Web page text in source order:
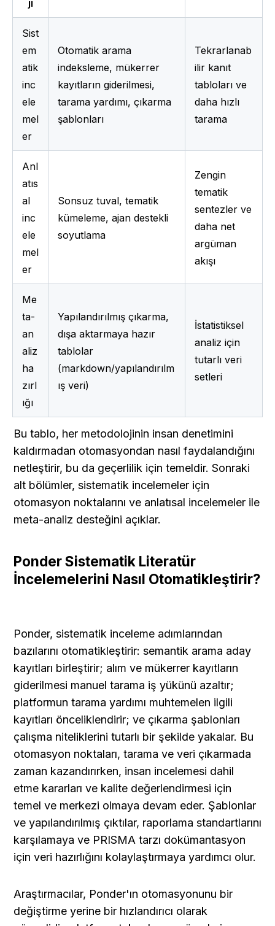
ji
Sist
em
atik
inc
ele
mel
er
Otomatik arama
indeksleme, mükerrer
kayıtların giderilmesi,
tarama yardımı, çıkarma
şablonları
Tekrarlanab
ilir kanıt
tabloları ve
daha hızlı
tarama
Anl
atıs
al
inc
ele
mel
er
Sonsuz tuval, tematik
kümeleme, ajan destekli
soyutlama
Zengin
tematik
sentezler ve
daha net
argüman
akışı
Me
ta-
an
aliz
ha
zırl
ığı
Yapılandırılmış çıkarma,
dışa aktarmaya hazır
tablolar
(markdown/yapılandırılm
ış veri)
İstatistiksel
analiz için
tutarlı veri
setleri
Bu tablo, her metodolojinin insan denetimini
kaldırmadan otomasyondan nasıl faydalandığını
netleştirir, bu da geçerlilik için temeldir. Sonraki
alt bölümler, sistematik incelemeler için
otomasyon noktalarını ve anlatısal incelemeler ile
meta-analiz desteğini açıklar.
Ponder Sistematik Literatür
İncelemelerini Nasıl Otomatikleştirir?
Ponder, sistematik inceleme adımlarından
bazılarını otomatikleştirir: semantik arama aday
kayıtları birleştirir; alım ve mükerrer kayıtların
giderilmesi manuel tarama iş yükünü azaltır;
platformun tarama yardımı muhtemelen ilgili
kayıtları önceliklendirir; ve çıkarma şablonları
çalışma niteliklerini tutarlı bir şekilde yakalar. Bu
otomasyon noktaları, tarama ve veri çıkarmada
zaman kazandırırken, insan incelemesi dahil
etme kararları ve kalite değerlendirmesi için
temel ve merkezi olmaya devam eder. Şablonlar
ve yapılandırılmış çıktılar, raporlama standartlarını
karşılamaya ve PRISMA tarzı dokümantasyon
için veri hazırlığını kolaylaştırmaya yardımcı olur.
Araştırmacılar, Ponder'ın otomasyonunu bir
değiştirme yerine bir hızlandırıcı olarak